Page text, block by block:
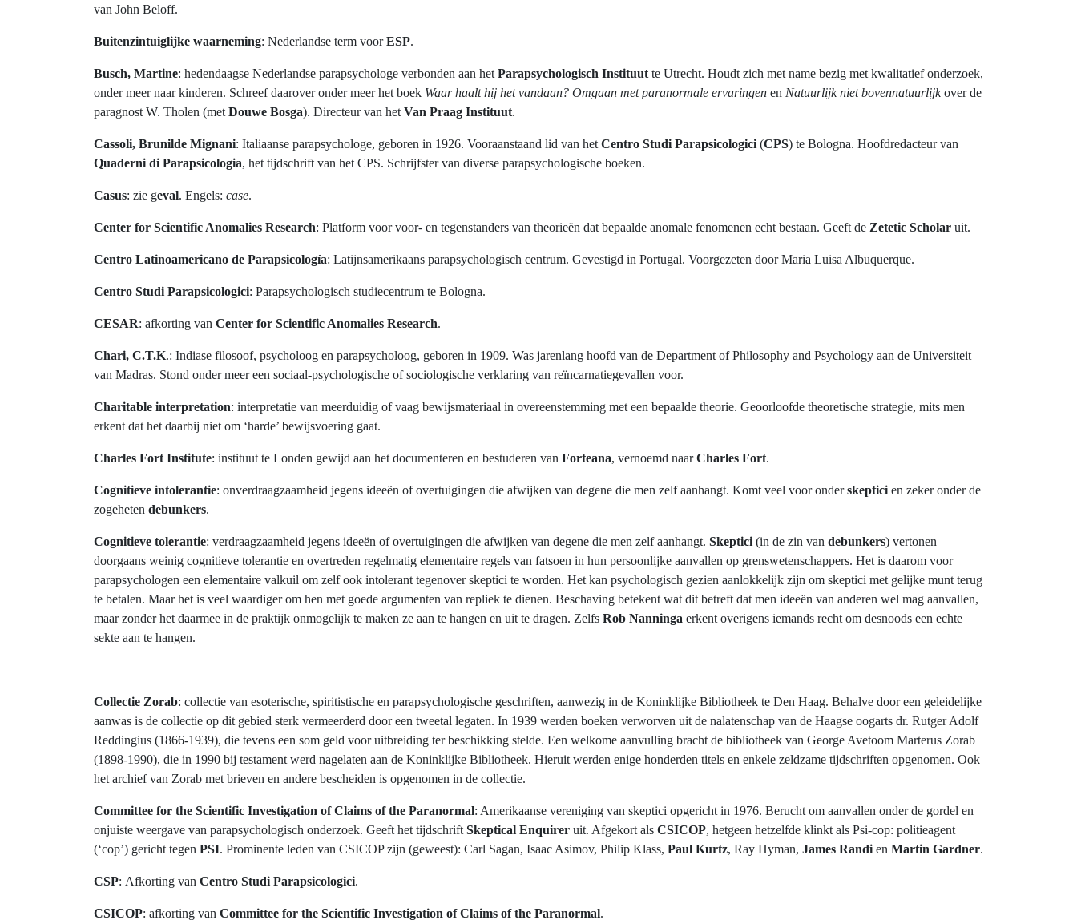
van John Beloff.
Buitenzintuiglijke waarneming: Nederlandse term voorESP.
Busch, Martine: hedendaagse Nederlandse parapsychologe verbonden aan het Parapsychologisch Instituut te Utrecht. Houdt zich met name bezig met kwalitatief onderzoek,
onder meer naar kinderen. Schreef daarover onder meer het boek Waar haalt hij het vandaan? Omgaan met paranormale ervaringen en Natuurlijk niet bovennatuurlijkover de
paragnost W. Tholen (met Douwe Bosga). Directeur van het Van Praag Instituut.
Cassoli, Brunilde Mignani: Italiaanse parapsychologe, geboren in 1926. Vooraanstaand lid van het Centro Studi Parapsicologici (CPS) te Bologna. Hoofdredacteur van
Quaderni di Parapsicologia, het tijdschrift van het CPS. Schrijfster van diverse parapsychologische boeken.
Casus: zie geval. Engels: case.
Center for Scientific Anomalies Research: Platform voor voor- en tegenstanders van theorieën dat bepaalde anomale fenomenen echt bestaan. Geeft de Zetetic Scholar uit.
Centro Latinoamericano de Parapsicología: Latijnsamerikaans parapsychologisch centrum. Gevestigd in Portugal. Voorgezeten door Maria Luisa Albuquerque.
Centro Studi Parapsicologici: Parapsychologisch studiecentrum te Bologna.
CESAR: afkorting van Center for Scientific Anomalies Research.
Chari, C.T.K.: Indiase filosoof, psycholoog en parapsycholoog, geboren in 1909. Was jarenlang hoofd van de Department of Philosophy and Psychology aan de Universiteit
van Madras. Stond onder meer een sociaal-psychologische of sociologische verklaring van reïncarnatiegevallen voor.
Charitable interpretation: interpretatie van meerduidig of vaag bewijsmateriaal in overeenstemming met een bepaalde theorie. Geoorloofde theoretische strategie, mits men
erkent dat het daarbij niet om ‘harde’ bewijsvoering gaat.
Charles Fort Institute: instituut te Londen gewijd aan het documenteren en bestuderen van Forteana, vernoemd naarCharles Fort.
Cognitieve intolerantie: onverdraagzaamheid jegens ideeën of overtuigingen die afwijken van degene die men zelf aanhangt. Komt veel voor onderskeptici en zeker onder de
zogeheten debunkers.
Cognitieve tolerantie: verdraagzaamheid jegens ideeën of overtuigingen die afwijken van degene die men zelf aanhangt. Skeptici (in de zin van debunkers) vertonen
doorgaans weinig cognitieve tolerantie en overtreden regelmatig elementaire regels van fatsoen in hun persoonlijke aanvallen op grenswetenschappers. Het is daarom voor
parapsychologen een elementaire valkuil om zelf ook intolerant tegenover skeptici te worden. Het kan psychologisch gezien aanlokkelijk zijn om skeptici met gelijke munt terug
te betalen. Maar het is veel waardiger om hen met goede argumenten van repliek te dienen. Beschaving betekent wat dit betreft dat men ideeën van anderen wel mag aanvallen,
maar zonder het daarmee in de praktijk onmogelijk te maken ze aan te hangen en uit te dragen. Zelfs Rob Nanninga erkent overigens iemands recht om desnoods een echte
sekte aan te hangen.
Collectie Zorab: collectie van esoterische, spiritistische en parapsychologische geschriften, aanwezig in de Koninklijke Bibliotheek te Den Haag. Behalve door een geleidelijke
aanwas is de collectie op dit gebied sterk vermeerderd door een tweetal legaten. In 1939 werden boeken verworven uit de nalatenschap van de Haagse oogarts dr. Rutger Adolf
Reddingius (1866-1939), die tevens een som geld voor uitbreiding ter beschikking stelde. Een welkome aanvulling bracht de bibliotheek van George Avetoom Marterus Zorab
(1898-1990), die in 1990 bij testament werd nagelaten aan de Koninklijke Bibliotheek. Hieruit werden enige honderden titels en enkele zeldzame tijdschriften opgenomen. Ook
het archief van Zorab met brieven en andere bescheiden is opgenomen in de collectie.
Committee for the Scientific Investigation of Claims of the Paranormal: Amerikaanse vereniging van skeptici opgericht in 1976. Berucht om aanvallen onder de gordel en
onjuiste weergave van parapsychologisch onderzoek. Geeft het tijdschrift Skeptical Enquirer uit. Afgekort als CSICOP, hetgeen hetzelfde klinkt als Psi-cop: politieagent
(‘cop’) gericht tegen PSI. Prominente leden van CSICOP zijn (geweest): Carl Sagan, Isaac Asimov, Philip Klass, Paul Kurtz, Ray Hyman, James Randi en Martin Gardner.
CSP: Afkorting van Centro Studi Parapsicologici.
CSICOP: afkorting van Committee for the Scientific Investigation of Claims of the Paranormal.